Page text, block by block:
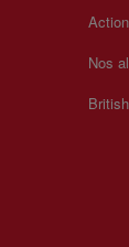
Nos